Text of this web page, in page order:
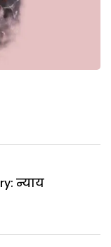
न्याय